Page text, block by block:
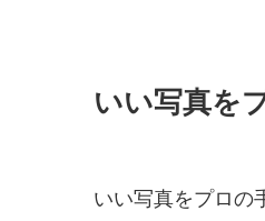
いい写真を
いい写真をプロの